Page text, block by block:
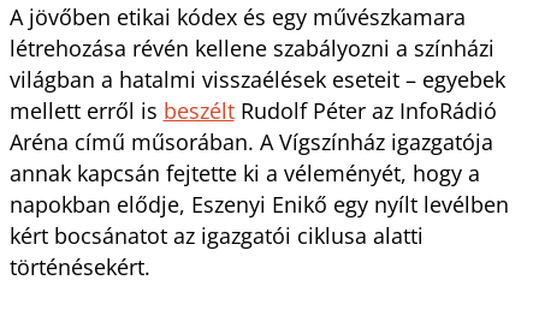
A jövőben etikai kódex és egy művészkamara
létrehozása révén kellene szabályozni a színházi
világban a hatalmi visszaélések eseteit – egyebek
mellett erről is beszéltRudolf Péter az InfoRádió
Aréna című műsorában. A Vígszínház igazgatója
annak kapcsán fejtette ki a véleményét, hogy a
napokban elődje, Eszenyi Enikő egy nyílt levélben
kért bocsánatot az igazgatói ciklusa alatti
történésekért.